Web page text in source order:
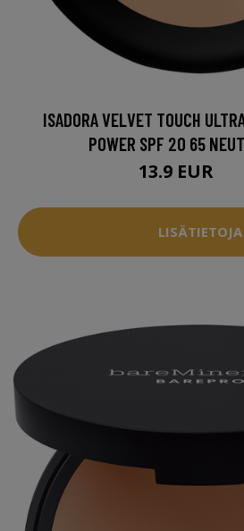
ISADORA VELVET TOUCH
POWER SPF 20 65
13.9 EUR
LISÄTIETOJA